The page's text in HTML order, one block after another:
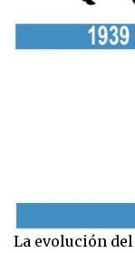
La evolución